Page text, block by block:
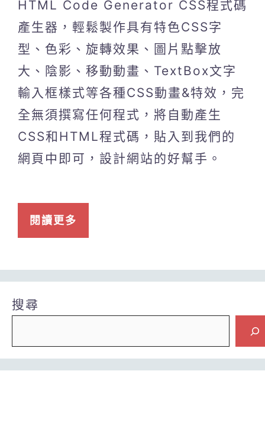
HTML Code Generator CSS程式碼
產生器，輕鬆製作具有特色CSS字
型、色彩、旋轉效果、圖片點擊放
大、陰影、移動動畫、TextBox文字
輸入框樣式等各種CSS動畫&特效，完
全無須撰寫任何程式，將自動產生
CSS和HTML程式碼，貼入到我們的
網頁中即可，設計網站的好幫手。
閱讀更多
搜尋